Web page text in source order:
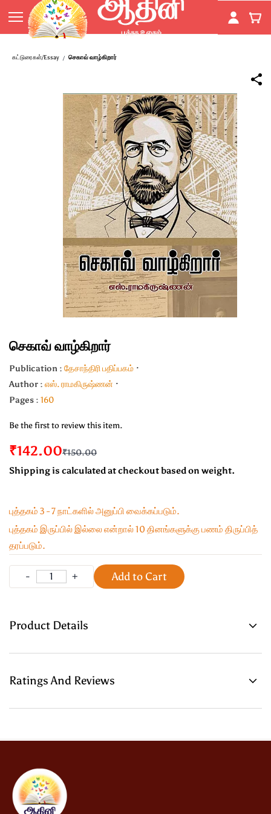
main
content
கட்டுரைகள்/Essay / செகாவ் வாழ்கிறார்
செகாவ் வாழ்கிறார்
Publication : தேசாந்திரி பதிப்பகம்
Author : எஸ். ராமகிருஷ்ணன்
Pages : 160
Be the first to review this item.
₹142.00₹150.00
Shipping is calculated at checkout based on weight.
புத்தகம் 3 - 7 நாட்களில் அனுப்பி வைக்கப்படும்.
புத்தகம் இருப்பில் இல்லை என்றால் 10 தினங்களுக்கு பணம் திருப்பித்
தரப்படும்.
Add to Cart
Product Details
Ratings And Reviews